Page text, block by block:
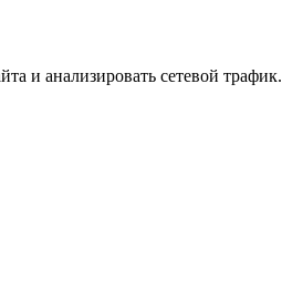
и анализировать сетевой трафик.